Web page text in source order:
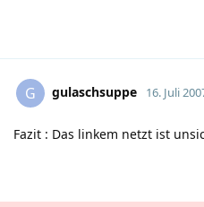
G gulaschsuppe 16. Juli
Fazit : Das linkem netzt ist